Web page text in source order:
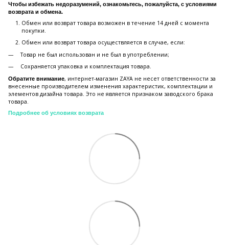
Чтобы избежать недоразумений, ознакомьтесь, пожалуйста, с условиями
возврата и обмена.
Обмен или возврат товара возможен в течение 14 дней с момента
покупки.
Обмен или возврат товара осуществляется в случае, если:
Товар не был использован и не был в употреблении;
Сохраняется упаковка и комплектация товара.
Обратите внимание, интернет-магазин ZAYA не несет ответственности за
внесенные производителем изменения характеристик, комплектации и
элементов дизайна товара. Это не является признаком заводского брака
товара.
Подробнее об условиях возврата